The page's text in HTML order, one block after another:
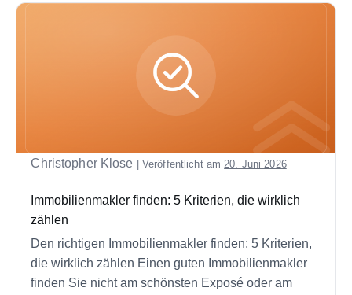
Immobilienmakler finden: 5 Kriterien, die wirklich
zählen
Christopher Klose Veröffentlicht am 20. Juni 2026
Den richtigen Immobilienmakler finden: 5 Kriterien,
die wirklich zählen Einen guten Immobilienmakler
finden Sie nicht am schönsten Exposé oder am